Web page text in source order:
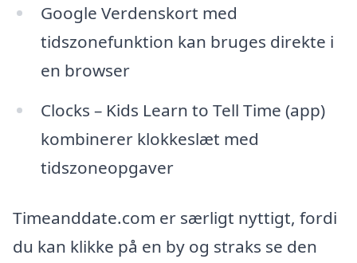
Google Verdenskort med
tidszonefunktion kan bruges direkte i
en browser
Clocks – Kids Learn to Tell Time (app)
kombinerer klokkeslæt med
tidszoneopgaver
Timeanddate.com er særligt nyttigt, fordi
du kan klikke på en by og straks se den